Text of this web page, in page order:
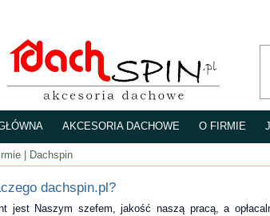
AKCESORIA DACHOWE O FIRMIE
| Dachspin
dachspin.pl?
jest Naszym szefem, jakość naszą pracą, a